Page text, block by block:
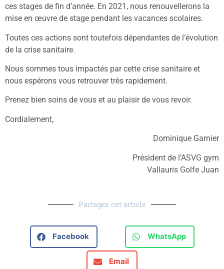
ces stages de fin d’année. En 2021, nous renouvellerons la
mise en œuvre de stage pendant les vacances scolaires.
Toutes ces actions sont toutefois dépendantes de l’évolution
de la crise sanitaire.
Nous sommes tous impactés par cette crise sanitaire et
nous espérons vous retrouver très rapidement.
Prenez bien soins de vous et au plaisir de vous revoir.
Cordialement,
Dominique Garnier
Président de l’ASVG gym
Vallauris Golfe Juan
Partagez cet article
Facebook WhatsApp
Email